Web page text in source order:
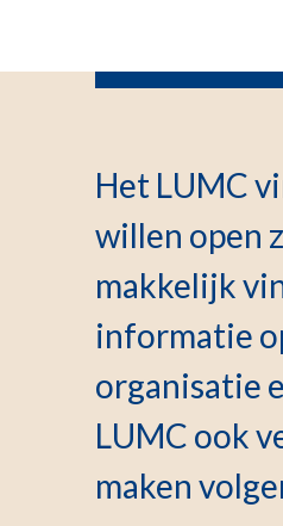
Het LUMC
willen open
makkelijk
informatie
organisatie
LUMC ook
maken